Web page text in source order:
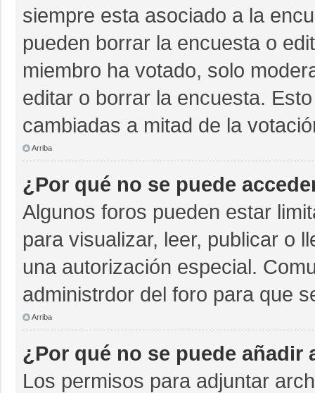
siempre esta asociado a la
pueden borrar la encuesta o
miembro ha votado, solo
editar o borrar la encuesta.
cambiadas a mitad de la
Arriba
¿Por qué no se puede
Algunos foros pueden estar
para visualizar, leer, publicar o
una autorización especial.
administrdor del foro para que
Arriba
¿Por qué no se puede
Los permisos para adjuntar